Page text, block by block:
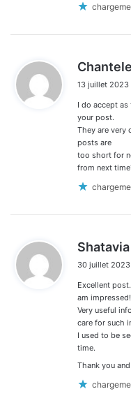
Chantele
13 juillet 2023
I do accept
your post.
They are very
posts are
too short for
from next
Shatavia
t
:
30 juillet
Excellent
am impressed!
Very useful
care for such
I used to be
time.
Thank you